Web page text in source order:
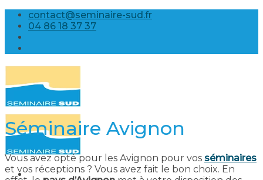
Skip
content
contact@seminaire-sud.fr
04 86 18 37 37
Séminaire Avignon
Vous avez opté pour les Avignon pour vos séminaires
et vos réceptions ? Vous avez fait le bon choix. En